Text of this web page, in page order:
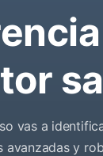
vas a
avanzadas y